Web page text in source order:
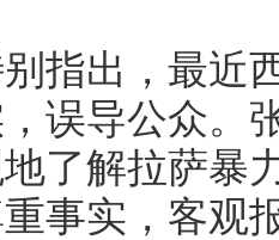
出，最近西
误导公众。
了解拉萨暴
事实，客观